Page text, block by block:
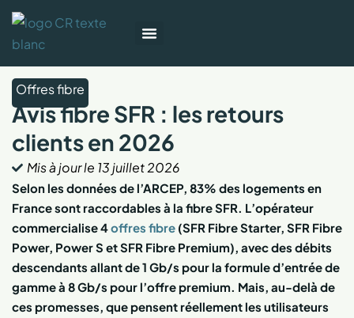
Offres fibre
Avis fibre SFR : les retours
clients en 2026
Mis à jour le 13 juillet 2026
Selon les données de l’ARCEP, 83% des logements en
France sont raccordables à la fibre SFR. L’opérateur
commercialise 4offres fibre (SFR Fibre Starter, SFR Fibre
Power, Power S et SFR Fibre Premium), avec des débits
descendants allant de 1 Gb/s pour la formule d’entrée de
gamme à 8 Gb/s pour l’offre premium. Mais, au-delà de
ces promesses, que pensent réellement les utilisateurs